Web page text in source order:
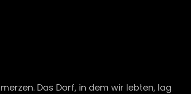
Das Dorf, in dem wir lebten, lag